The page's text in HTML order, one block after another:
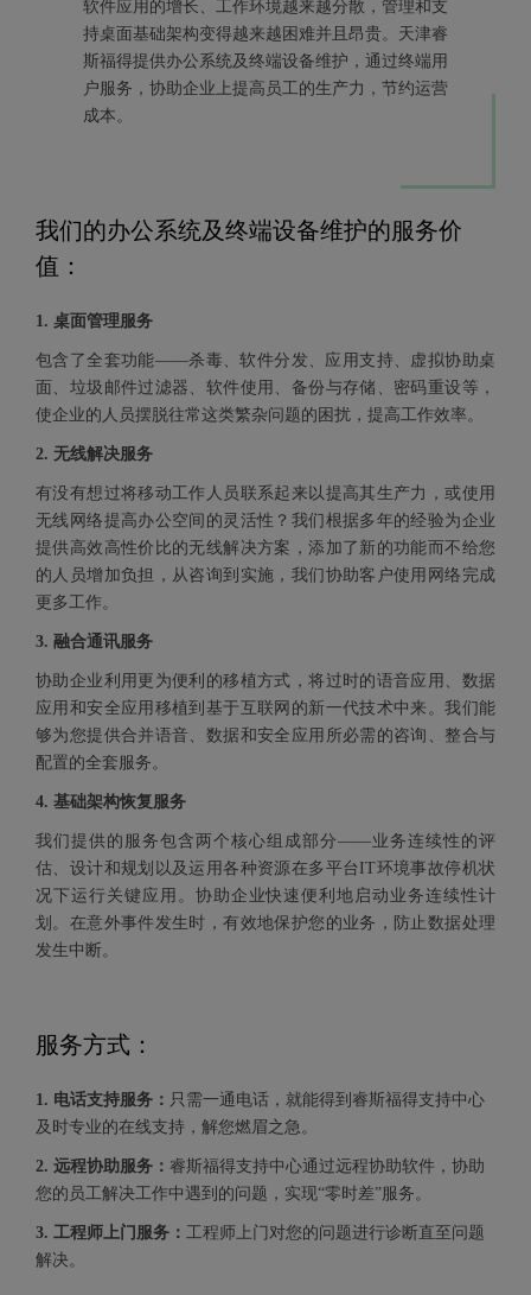
软件应用的增长、工作环境越来越分散，管理和支
持桌面基础架构变得越来越困难并且昂贵。天津睿
斯福得提供办公系统及终端设备维护，通过终端用
户服务，协助企业上提高员工的生产力，节约运营
成本。
我们的办公系统及终端设备维护的服务价
值：
1. 桌面管理服务
包含了全套功能——杀毒、软件分发、应用支持、虚拟协助桌
面、垃圾邮件过滤器、软件使用、备份与存储、密码重设等，
使企业的人员摆脱往常这类繁杂问题的困扰，提高工作效率。
2. 无线解决服务
有没有想过将移动工作人员联系起来以提高其生产力，或使用
无线网络提高办公空间的灵活性？我们根据多年的经验为企业
提供高效高性价比的无线解决方案，添加了新的功能而不给您
的人员增加负担，从咨询到实施，我们协助客户使用网络完成
更多工作。
3. 融合通讯服务
协助企业利用更为便利的移植方式，将过时的语音应用、数据
应用和安全应用移植到基于互联网的新一代技术中来。我们能
够为您提供合并语音、数据和安全应用所必需的咨询、整合与
配置的全套服务。
4. 基础架构恢复服务
我们提供的服务包含两个核心组成部分——业务连续性的评
估、设计和规划以及运用各种资源在多平台IT环境事故停机状
况下运行关键应用。协助企业快速便利地启动业务连续性计
划。在意外事件发生时，有效地保护您的业务，防止数据处理
发生中断。
服务方式：
1. 电话支持服务： 只需一通电话，就能得到睿斯福得支持中心
及时专业的在线支持，解您燃眉之急。
2. 远程协助服务： 睿斯福得支持中心通过远程协助软件，协助
您的员工解决工作中遇到的问题，实现“零时差”服务。
3. 工程师上门服务：
工程师上门对您的问题进行诊断直至问题
解决。